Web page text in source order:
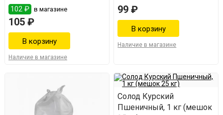
102 ₽ в магазине
105 ₽
Наличие в магазине
99 ₽
Наличие в магазине
Солод Курский
Пшеничный, 1 кг (мешок